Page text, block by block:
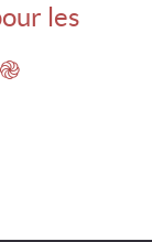
les
֎